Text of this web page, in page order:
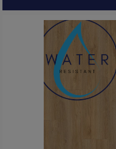
ktoré nielen dobre vyzerajú, ale
Z hliníkových profilov sa k